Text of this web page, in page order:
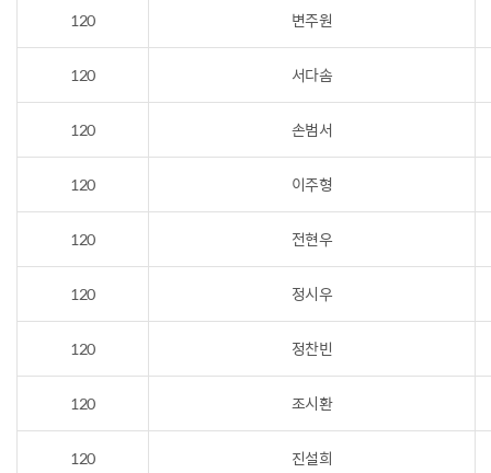
120 변주원
120 서다솜
120 손범서
120 이주형
120 전현우
120 정시우
120 정찬빈
120 조시환
120 진설희